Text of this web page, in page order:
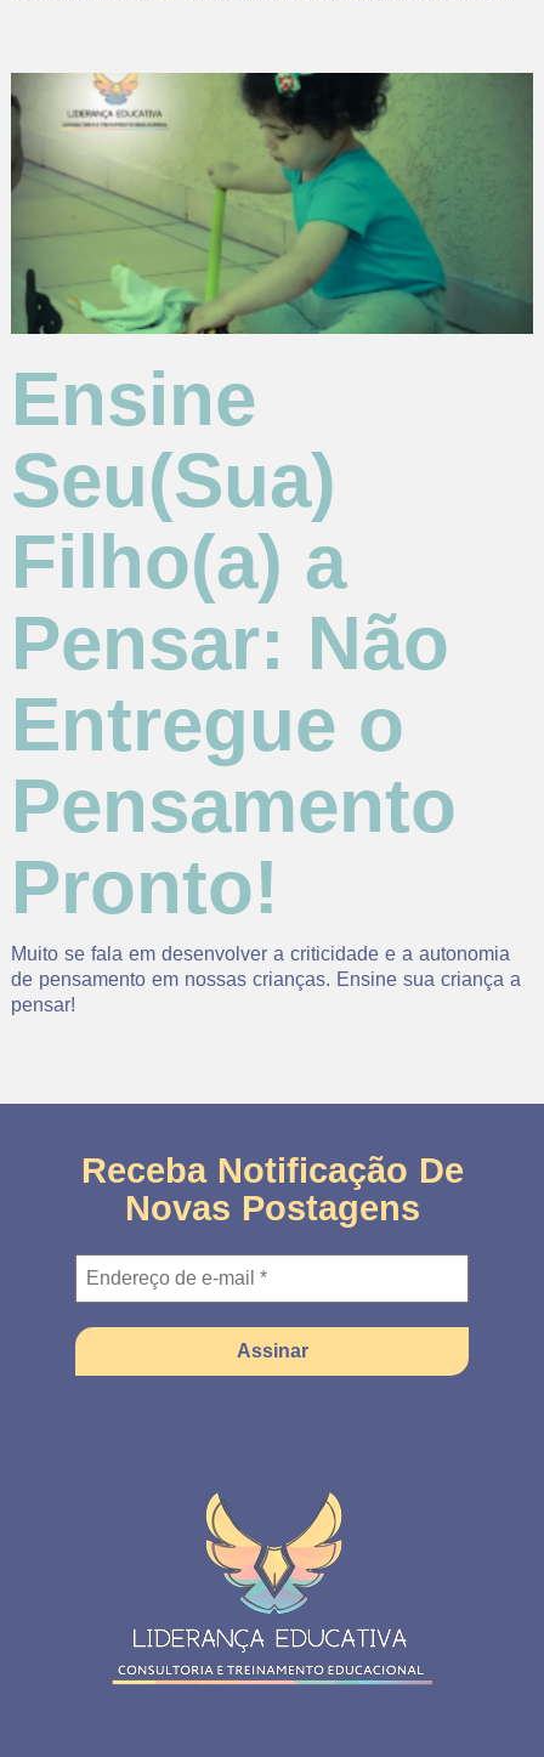
Ensine
Seu(Sua)
Filho(a) a
Pensar: Não
Entregue o
Pensamento
Pronto!
Muito se fala em desenvolver a criticidade e a autonomia
de pensamento em nossas crianças. Ensine sua criança a
pensar!
Receba Notificação De
Novas Postagens